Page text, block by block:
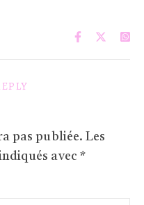
pas publiée. Les
avec *